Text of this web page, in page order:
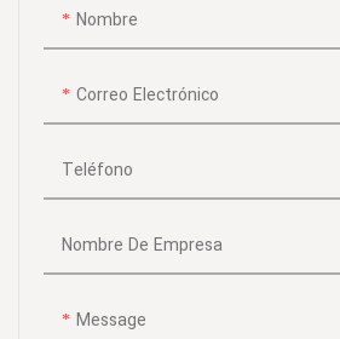
Nombre
Correo Electrónico
Teléfono
Nombre De Empresa
Message
diseñados para cumplir con los
¡prometen durabilidad y
rendimiento en los que puede